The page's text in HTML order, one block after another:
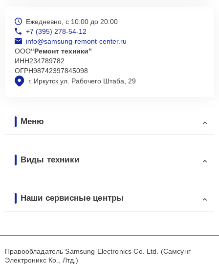
г. Иркутск ул. Рабочего Штаба, 29
Ежедневно, с 10:00 до 20:00
+7 (395) 278-54-12
info@samsung-remont-center.ru
ООО“Ремонт техники”
ИНН234789782
ОГРН98742397845098
Меню
Виды техники
Наши сервисные центры
Правообладатель Samsung Electronics Co. Ltd. (Самсунг
Электроникс Ко., Лтд.)